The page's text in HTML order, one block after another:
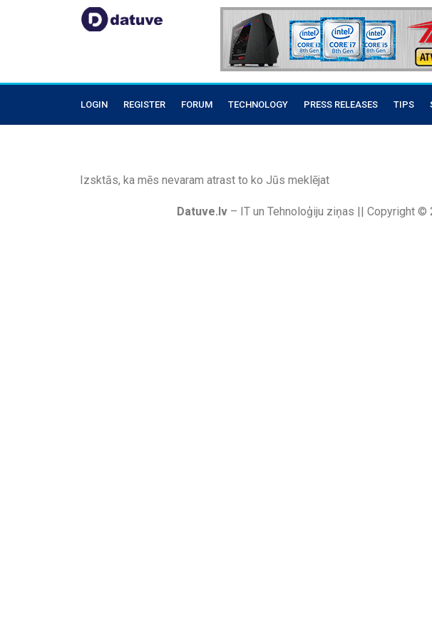
LOGIN REGISTER FORUM TECHNOLOGY PRESS RELEASES TIPS
Izsktās, ka mēs nevaram atrast to ko Jūs meklējat
Datuve.lv – IT un Tehnoloģiju ziņas || Copyright